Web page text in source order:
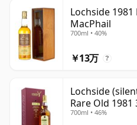
Lochside
MacPhail
700ml • 40%
￥13万 ?
Lochside
Rare Old 1981
700ml • 46%